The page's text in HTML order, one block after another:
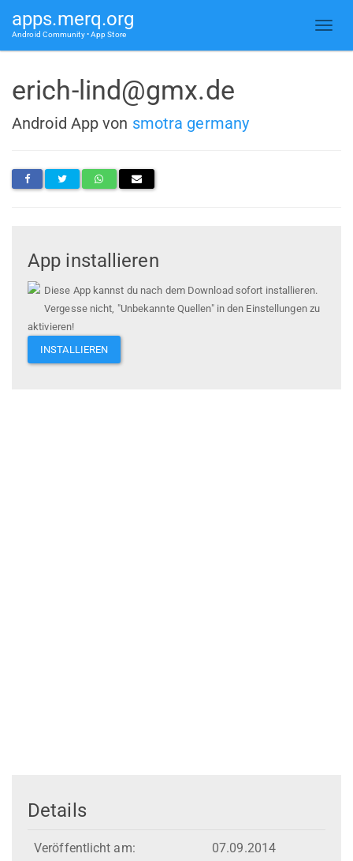
apps.merq.org
Android Community • App Store
erich-lind@gmx.de
Android App von smotra germany
App installieren
Diese App kannst du nach dem Download sofort installieren.
Vergesse nicht, "Unbekannte Quellen" in den Einstellungen zu
aktivieren!
INSTALLIEREN
Details
Veröffentlicht am: 07.09.2014